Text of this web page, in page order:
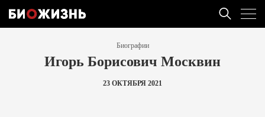
Биографии
Игорь Борисович Москвин
23 ОКТЯБРЯ 2021